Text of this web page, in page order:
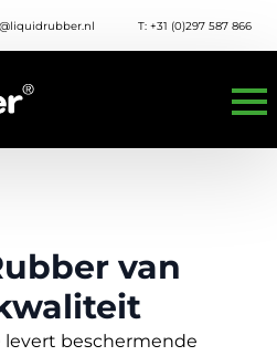
T: +31 (0)297 587 866
van
levert beschermende